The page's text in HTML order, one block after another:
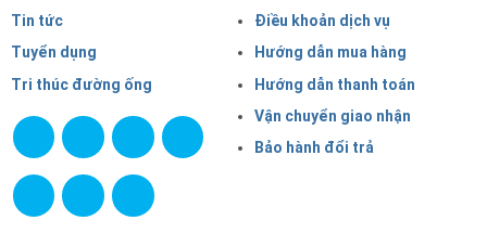
Tin tức
Tuyển dụng
Tri thúc đường ống
Điều khoản dịch vụ
Hướng dẫn mua hàng
Hướng dẫn thanh toán
Vận chuyển giao nhận
Bảo hành đổi trả